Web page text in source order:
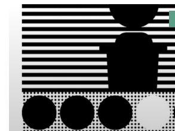
Lairessestraat 125 in Amsterdam